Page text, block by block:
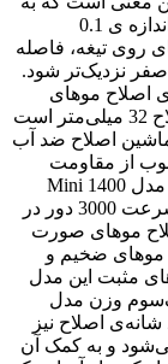
کمک این ماشین اصلاح می‌توان موها را تنها در اندازه ی 0.1
روی تیغه، فاصله
صفر نزدیک‌تر شود.
اصلاح موهای
صورت مناسب است. عرض تیغه‌ی ماشین اصلاح 32 میلی‌متر است
اصلاح ضد آب
از مقاومت
خوبی در برابر زنگ‌زدگی برخوردار است. موتور مدل 1400 Mini
نسبت به مدل بزرگ‌تر قدرت کمتری دارد و با سرعت 3000 دور در
موهای صورت
موهای ضخیم و
مثبت این مدل
که یک‌سوم وزن مدل
اصلاح نیز
و به کمک آن